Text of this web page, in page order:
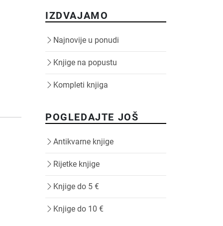
IZDVAJAMO
Najnovije u ponudi
Knjige na popustu
Kompleti knjiga
POGLEDAJTE JOŠ
Antikvarne knjige
Rijetke knjige
Knjige do 5 €
Knjige do 10 €